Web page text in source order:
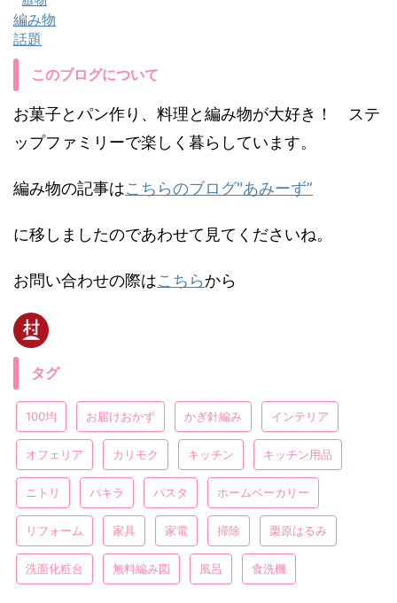
編み物
話題
このブログについて
お菓子とパン作り、料理と編み物が大好き！ ステ
ップファミリーで楽しく暮らしています。
編み物の記事はこちらのブログ"あみーず”
に移しましたのであわせて見てくださいね。
お問い合わせの際はこちらから
タグ
100均 お届けおかず かぎ針編み インテリア
オフェリア カリモク キッチン キッチン用品
ニトリ パキラ パスタ ホームベーカリー
リフォーム 家具 家電 掃除 栗原はるみ
洗面化粧台 無料編み図 風呂 食洗機